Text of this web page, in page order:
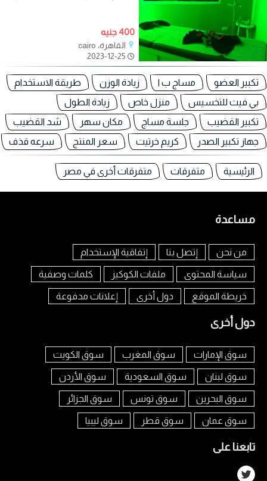
400 جنيه
القاهرة، cairo
تكبير العضو مساج ب ا زيادة الوزن
طريقة الاستخدام
بي فيت للتخسيس
منزل خاص
زيادة الطول
تكبير القضيب
جلسة مساج مكان سهر
شد القضيب
جهاز تكبير الصدر
كريم خرتيت سعر المنتج سرعه قذف
الرئيسية متفرقات متفرقات أخرى في مصر
مساعدة
من نحن إتصل بنا إتفاقية الإستخدام
سياسة المحتوى ملفات الكوكيز كلمات وصفية
خريطة الموقع دول أخرى إعلانات مدفوعة
دول أخرى
سوق الإمارات سوق المغرب سوق الكويت
سوق لبنان سوق السعودية سوق الأردن
سوق البحرين سوق تونس سوق الجزائر
سوق عمان سوق قطر سوق ليبيا
تابعنا على